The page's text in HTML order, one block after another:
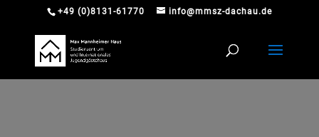
+49 (0)8131-61770 info@mmsz-dachau.de